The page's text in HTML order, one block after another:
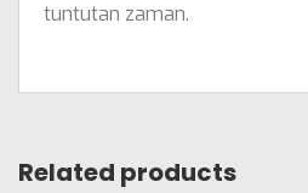
tuntutan zaman.
Related products